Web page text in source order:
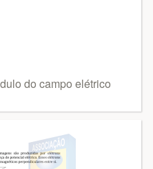
do campo elétrico